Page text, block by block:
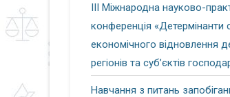
ІІІ Міжнародна науково-
конференція «Детермінанти
економічного відновлення
регіонів та суб’єктів
Навчання з питань